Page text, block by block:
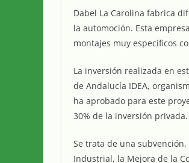
Dabel La Carolina fabrica
la automoción. Esta
montajes muy específicos
La inversión realizada en
de Andalucía IDEA,
ha aprobado para este
30% de la inversión privada.
Se trata de una
Industrial, la Mejora de la